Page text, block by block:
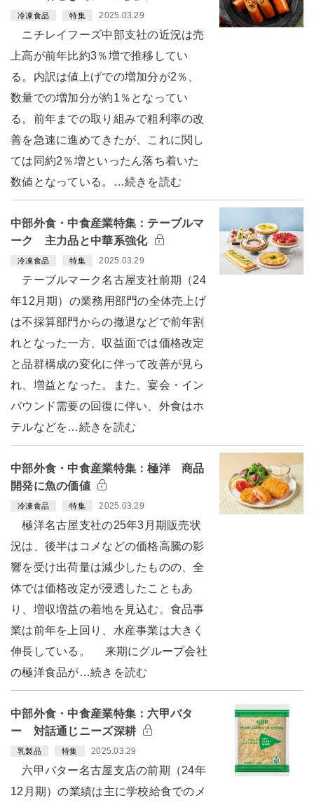
冷凍食品 特集 2025.03.29
ニチレイフーズ中部支社の近況は売
上高が前年比約3％増で推移してい
る。内訳は値上げでの増加分が2％、
数量での増加分が約1％となってい
る。前年までの取り組みで粗利率の改
善を急速に進めてきたが、これに関し
ては同約2％増といったん落ち着いた
数値となっている。…続きを読む
中部外食・中食産業特集：テーブルマ
ーク 主力品と中華系強化
冷凍食品 特集 2025.03.29
テーブルマーク名古屋支社前期（24
年12月期）の業務用部門の全体売上げ
は不採算部門からの撤退などで前年割
れとなった一方、収益面では価格改定
と品群構成の変化に伴って改善が見ら
れ、増益となった。また、宴会・イン
バウンド需要の回復に伴い、外食はホ
テルなどを…続きを読む
中部外食・中食産業特集：極洋 商品
開発に魚の価値
冷凍食品 特集 2025.03.29
極洋名古屋支社の25年3月期販売状
況は、後半はコメなどの価格高騰の影
響を受け出荷量は減少したものの、全
体では価格改定が浸透したこともあ
り、増収増益の着地を見込む。食品事
業は前年を上回り、水産事業は大きく
伸長している。 来期にグループ会社
の極洋食品が…続きを読む
中部外食・中食産業特集：六甲バタ
ー 対話通じニーズ深耕
乳製品 特集 2025.03.29
六甲バター名古屋支店の前期（24年
12月期）の業績は主に学校給食でのメ